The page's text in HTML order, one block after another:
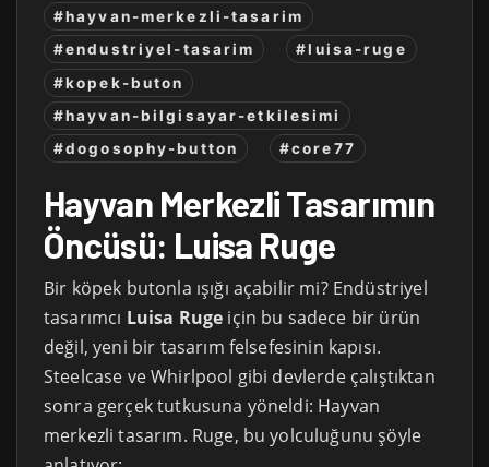
#hayvan-merkezli-tasarim
#endustriyel-tasarim
#luisa-ruge
#kopek-buton
#hayvan-bilgisayar-etkilesimi
#dogosophy-button
#core77
Hayvan Merkezli Tasarımın
Öncüsü: Luisa Ruge
Bir köpek butonla ışığı açabilir mi? Endüstriyel
tasarımcı Luisa Ruge için bu sadece bir ürün
değil, yeni bir tasarım felsefesinin kapısı.
Steelcase ve Whirlpool gibi devlerde çalıştıktan
sonra gerçek tutkusuna yöneldi: Hayvan
merkezli tasarım. Ruge, bu yolculuğunu şöyle